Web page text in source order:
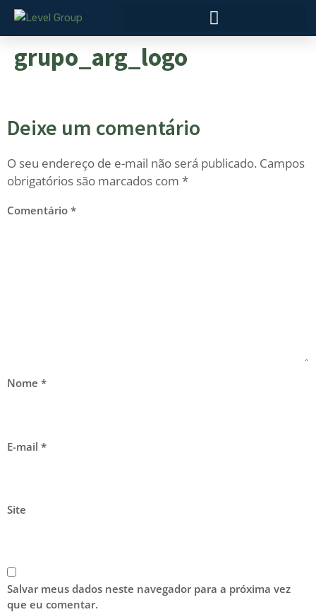
grupo_arg_logo
Deixe um comentário
O seu endereço de e-mail não será publicado. Campos
obrigatórios são marcados com *
Comentário *
Nome *
E-mail *
Site
Salvar meus dados neste navegador para a próxima vez
que eu comentar.